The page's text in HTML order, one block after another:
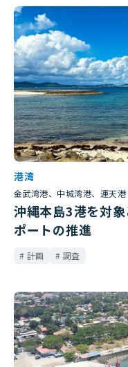
港湾
金武湾港、中城湾港、運天
沖縄本島3港を対
ポートの推進
計画 調査